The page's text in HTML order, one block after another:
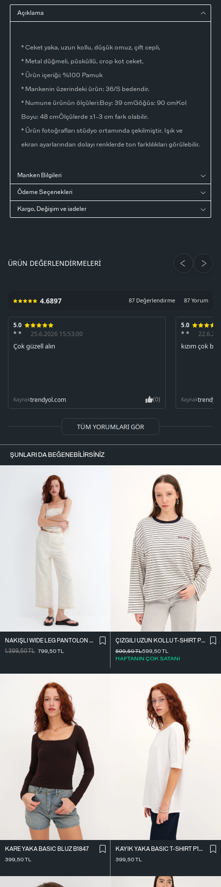
Açıklama
* Ceket yaka, uzun kollu, düşük omuz, çift cepli,
* Metal düğmeli, püsküllü, crop kot ceket,
* Ürün içeriği: %100 Pamuk
* Mankenin üzerindeki ürün: 36/S bedendir.
* Numune ürünün ölçüleri:Boy: 39 cmGöğüs: 90 cmKol
Boyu: 48 cmÖlçülerde ±1-3 cm fark olabilir.
* Ürün fotoğrafları stüdyo ortamında çekilmiştir. Işık ve
ekran ayarlarından dolayı renklerde ton farklılıkları görülebilir.
Manken Bilgileri
Ödeme Seçenekleri
Kargo, Değişim ve iadeler
ÜRÜN DEĞERLENDIRMELERI
4.6897 87 Değerlendirme 87 Yorum
5.0
* *
25.6.2026 15:53:00
Çok güzell alın
Kaynaktrendyol.com (0)
5.0
* *
kızım çok
Kaynak
TÜM YORUMLARI GÖR
ŞUNLARI DA BEĞENEBILIRSINIZ
NAKIŞLI WIDE LEG PANTOLON PN01918
1.399,50TL 799,50TL
ÇIZGILI UZUN KOLLU T-SHIRT P10522
599,50TL
HAFTANIN ÇOK SATANI
599,50TL
KARE YAKA BASIC BLUZ B1847
399,50TL
KAYIK YAKA BASIC T-SHIRT P1822
399,50TL